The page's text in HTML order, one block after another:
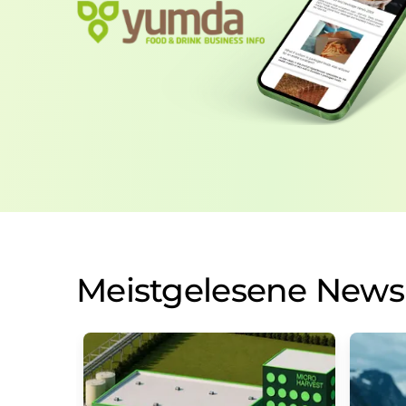
Meistgelesene News